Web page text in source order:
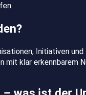
Initiativen
klar erkennbarem